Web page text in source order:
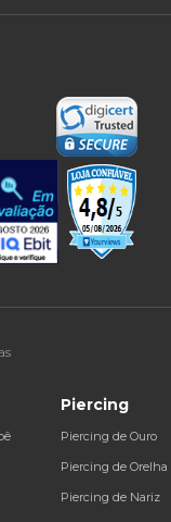
Piercing
Piercing de Ouro
Piercing de Orelha
Piercing de Nariz